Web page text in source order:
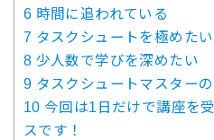
6 時間に追われている
7 タスクシュートを極めたい
8 少人数で学びを深めたい
9 タスクシュートマスター
10 今回は1日だけで講座を
スです！